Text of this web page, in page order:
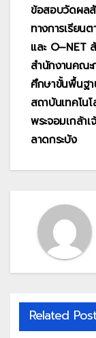
ข้อสอบวัดผล
ทางการเรียน
และ O–NET
สำนักงานคณะ
ศึกษาขั้นพื้นฐ
สถาบันเทคโน
พระจอมเกล้า
ลาดกระบัง
Related Post